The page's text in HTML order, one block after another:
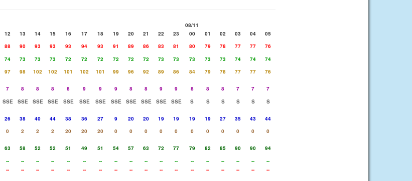
08/11
12 13 14 15 16 17 18 19 20 21 22 23 00 01 02 03 04
05
88 90 93 93 93 94 93 91 89 86 83 81 80 79 78 77 77
76
74 73 73 73 72 72 72 72 72 72 73 73 73 73 73 74 74
74
97 98 102 102 101 102 101 99 96 92 89 86 84 79 78 77 77
76
7 8 8 8 8 9 9 9 8 8 9 9 8 8 8 7 7
7
SSE SSE SSE SSE SSE SSE SSE SSE SSE SSE SSE SSE S S S S S
S
26 38 40 44 38 36 27 9 20 20 19 19 19 19 27 35 43
44
0 2 2 2 20 20 20 0 0 0 0 0 0 0 0 0 0
0
63 58 52 52 51 49 51 54 57 63 72 77 79 82 85 90 90
94
-- -- -- -- -- -- -- -- -- -- -- -- -- -- -- -- --
--
-- -- -- -- -- -- -- -- -- -- -- -- -- -- -- -- -- --